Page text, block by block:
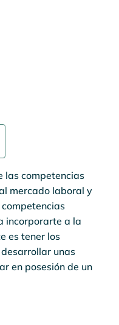
las competencias
mercado laboral y
incorporarte a la
es tener los
unas
en posesión de un